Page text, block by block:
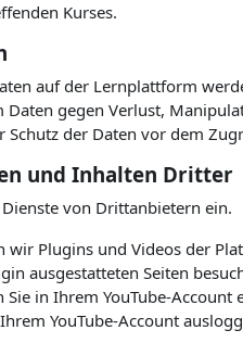
Kurses.
auf der Lernplattform
Daten gegen Verlust,
Schutz der Daten vor dem
und Inhalten Dritter
von Drittanbietern ein.
Plugins und Videos der
ausgestatteten Seiten
Sie in Ihrem YouTube-
YouTube-Account